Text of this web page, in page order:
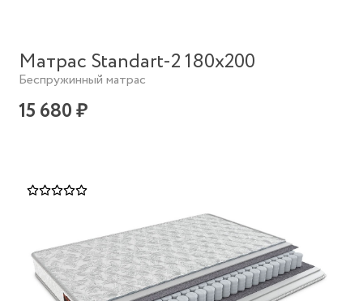
Матрас Standart-2 180х200
Беспружинный матрас
15 680 ₽